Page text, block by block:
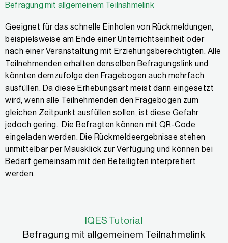
Befragung mit allgemeinem Teilnahmelink
Geeignet für das schnelle Einholen von Rückmeldungen,
beispielsweise am Ende einer Unterrichtseinheit oder
nach einer Veranstaltung mit Erziehungsberechtigten. Alle
Teilnehmenden erhalten denselben Befragungslink und
könnten demzufolge den Fragebogen auch mehrfach
ausfüllen. Da diese Erhebungsart meist dann eingesetzt
wird, wenn alle Teilnehmenden den Fragebogen zum
gleichen Zeitpunkt ausfüllen sollen, ist diese Gefahr
jedoch gering. Die Befragten können mit QR-Code
eingeladen werden. Die Rückmeldeergebnisse stehen
unmittelbar per Mausklick zur Verfügung und können bei
Bedarf gemeinsam mit den Beteiligten interpretiert
werden.
IQES Tutorial
Befragung mit allgemeinem Teilnahmelink